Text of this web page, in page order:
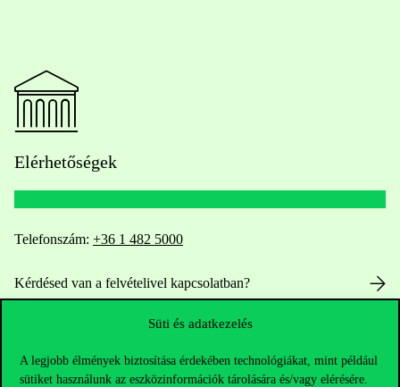
Süti és adatkezelés
A legjobb élmények biztosítása érdekében technológiákat, mint például
sütiket használunk az eszközinformációk tárolására és/vagy elérésére.
Elérhetőségek
Telefonszám: +36 1 482 5000
Kérdésed van a felvételivel kapcsolatban?
HUB jelenlegi hallgatóinknak